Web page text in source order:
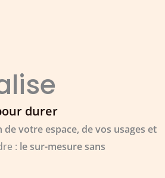
durer
votre espace, de vos usages et
: le sur-mesure sans